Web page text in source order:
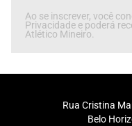
Ao se inscrever, você
Privacidade e poderá
Atlético Mineiro.
Rua Cristina
Belo